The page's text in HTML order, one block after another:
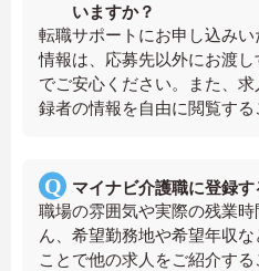
いますか？
転職サポートにお申し込み
情報は、応募先以外にお渡
でご安心ください。また、
録者の情報を自由に閲覧する
マイナビ介護職に登録
職場の雰囲気や実際の残業
ん、希望勤務地や希望年収
ことで他の求人をご紹介す